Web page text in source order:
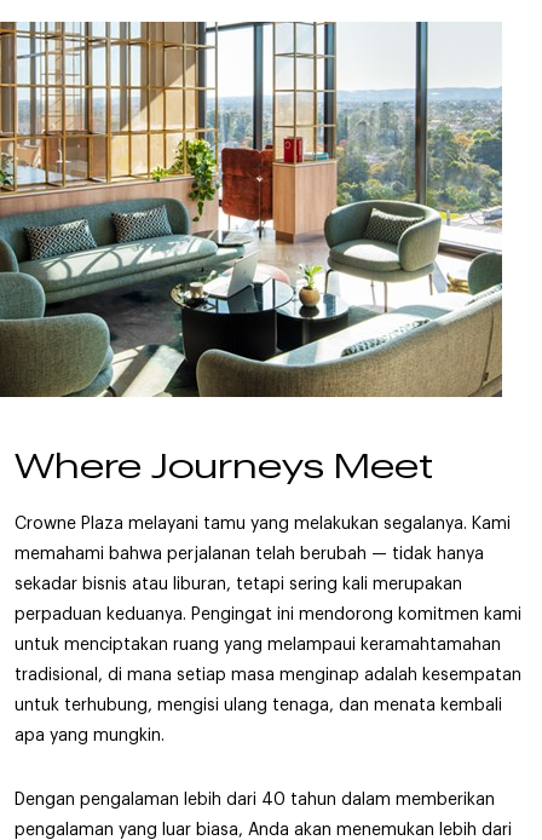
Where Journeys Meet
Crowne Plaza melayani tamu yang melakukan segalanya. Kami
memahami bahwa perjalanan telah berubah — tidak hanya
sekadar bisnis atau liburan, tetapi sering kali merupakan
perpaduan keduanya. Pengingat ini mendorong komitmen kami
untuk menciptakan ruang yang melampaui keramahtamahan
tradisional, di mana setiap masa menginap adalah kesempatan
untuk terhubung, mengisi ulang tenaga, dan menata kembali
apa yang mungkin.
Dengan pengalaman lebih dari 40 tahun dalam memberikan
pengalaman yang luar biasa, Anda akan menemukan lebih dari